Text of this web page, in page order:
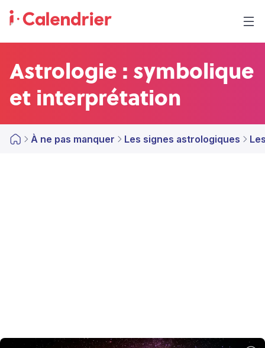
Astrologie : symbolique
et interprétation
À ne pas manquer Les signes astrologiques